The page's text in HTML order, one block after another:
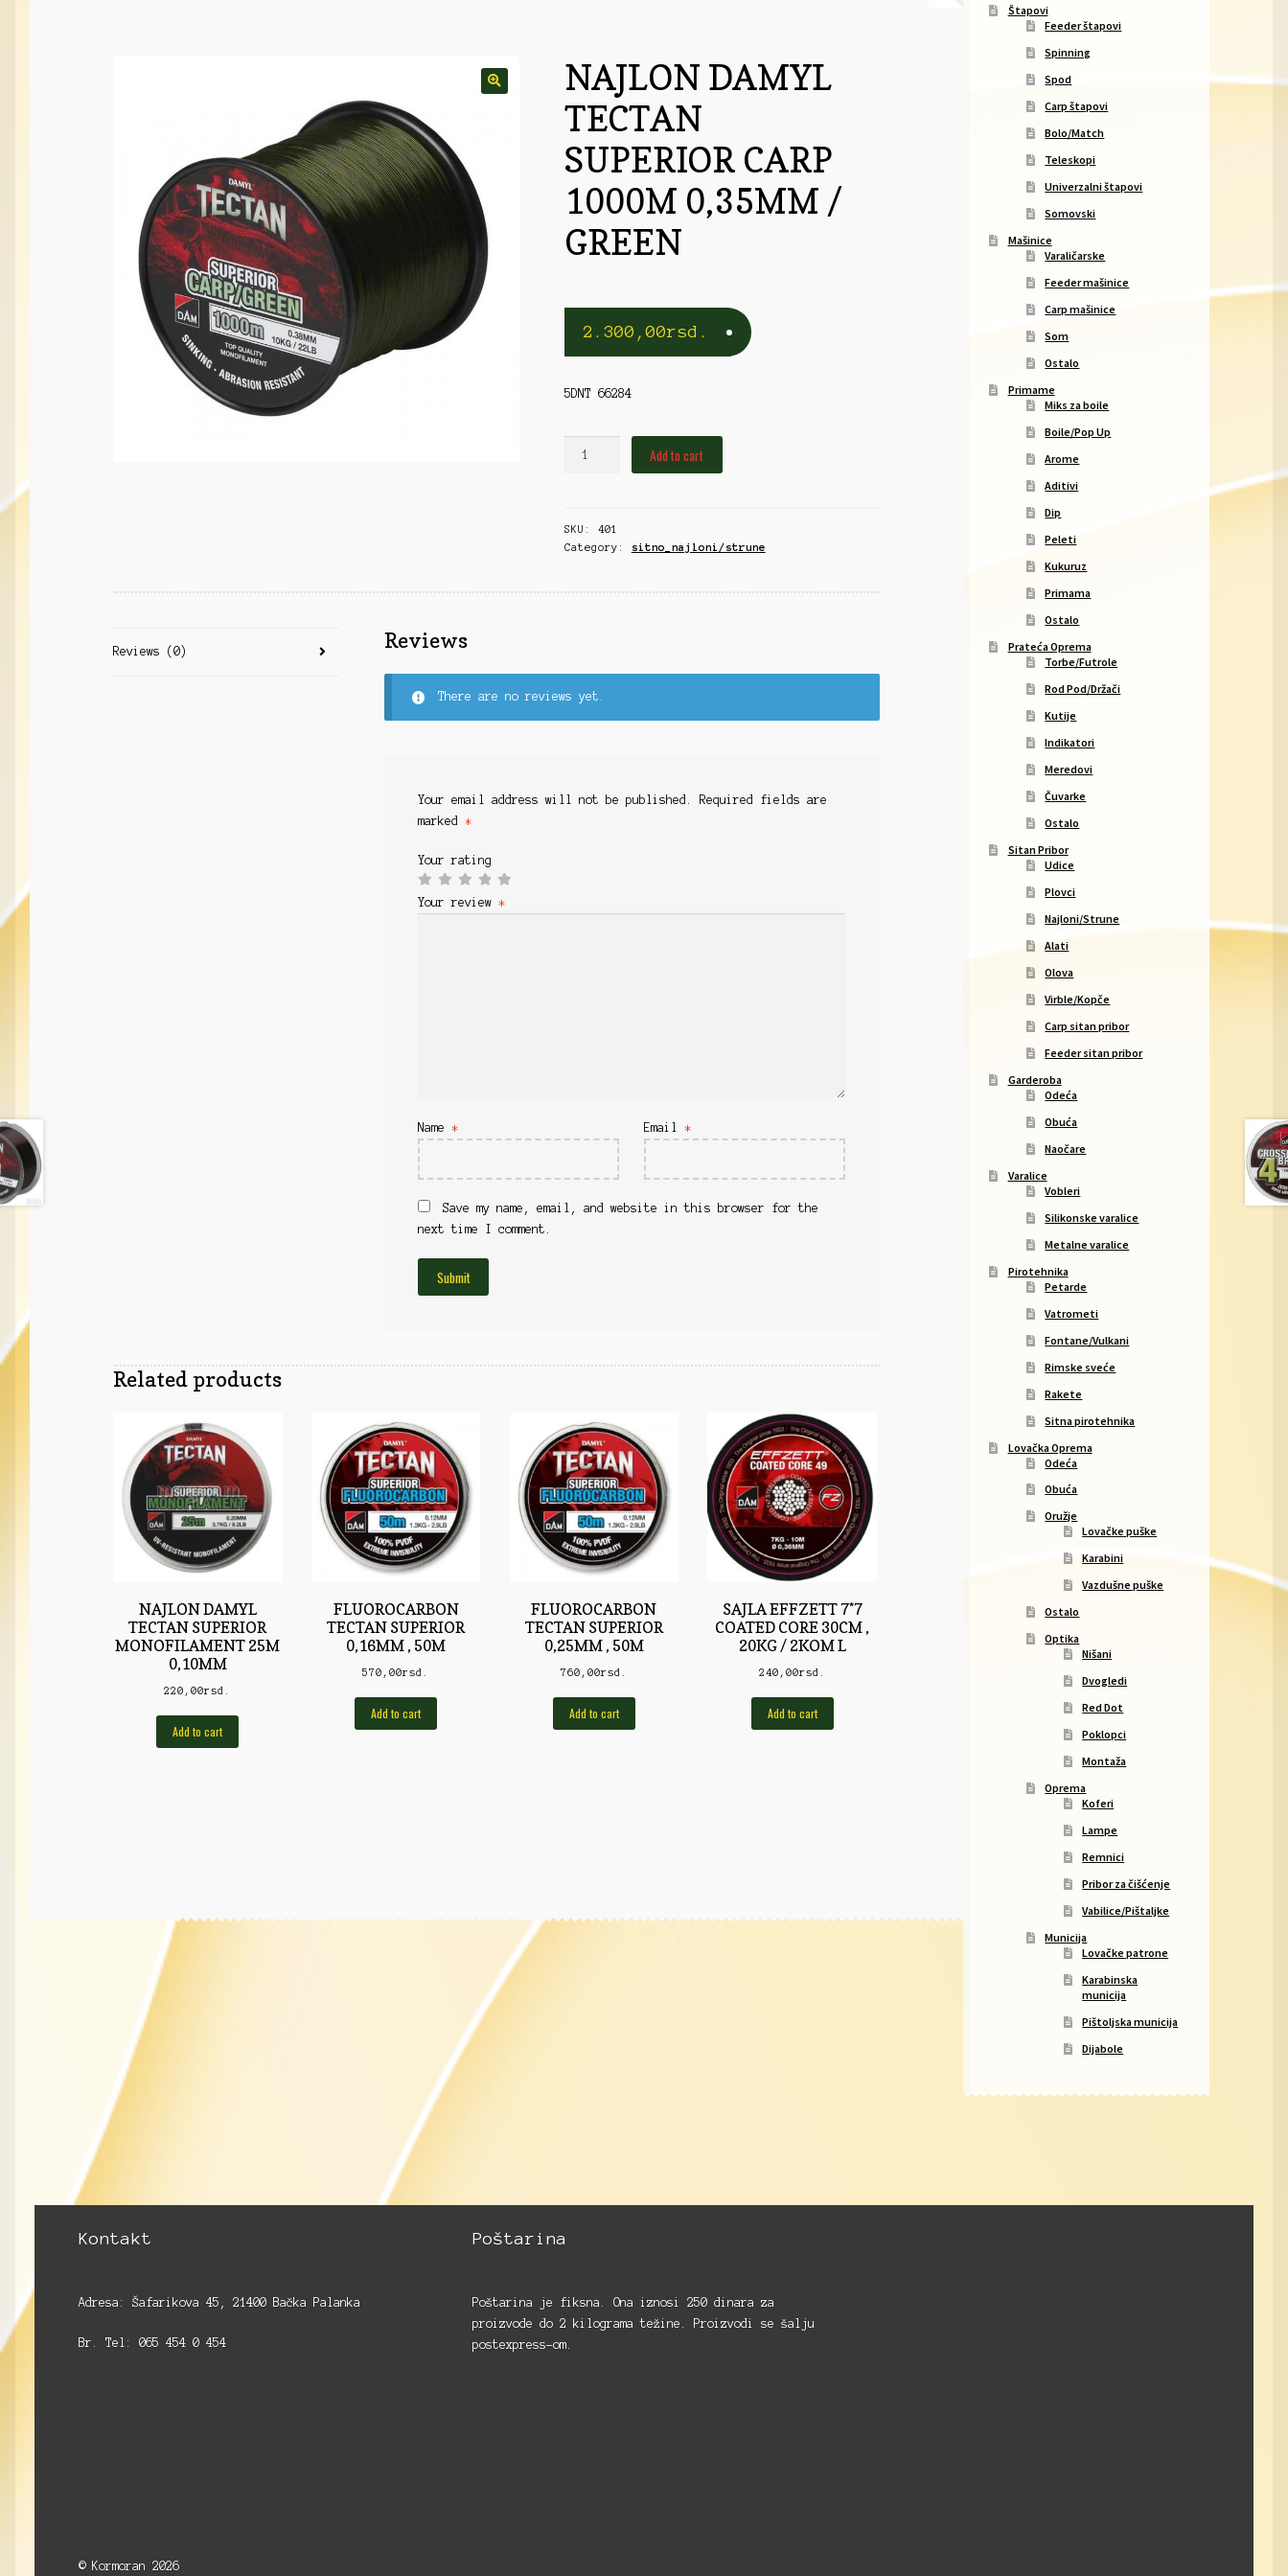
NAJLON DAMYL
TECTAN
SUPERIOR CARP
1000M 0,35MM /
GREEN
2.300,00rsd.
5DNT 66284
CARP
1000M
/
Add to cart
SKU: 401
Category:
sitno_najloni/strune
Reviews (0) Reviews
There are no reviews yet.
Your email address will not be published.
Required fields are
marked*
Your rating
Your review*
Name* Email*
Save my name, email, and website in this browser for the
next time I comment.
Related products
NAJLON DAMYL
TECTAN SUPERIOR
MONOFILAMENT 25M
0,10MM
220,00rsd.
Add to cart
FLUOROCARBON
TECTAN SUPERIOR
0,16MM , 50M
570,00rsd.
Add to cart
FLUOROCARBON
TECTAN SUPERIOR
0,25MM , 50M
760,00rsd.
Add to cart
SAJLA EFFZETT 7*7
COATED CORE 30CM ,
20KG / 2KOM L
240,00rsd.
Add to cart
Štapovi
Feeder štapovi
Spinning
Spod
Carp štapovi
Bolo/Match
Teleskopi
Univerzalni štapovi
Somovski
Mašinice
Varaličarske
Feeder mašinice
Carp mašinice
Som
Ostalo
Primame
Miks za boile
Boile/Pop Up
Arome
Aditivi
Dip
Peleti
Kukuruz
Primama
Ostalo
Prateća Oprema
Torbe/Futrole
Rod Pod/Držači
Kutije
Indikatori
Meredovi
Čuvarke
Ostalo
Sitan Pribor
Udice
Plovci
Najloni/Strune
Alati
Olova
Virble/Kopče
Carp sitan pribor
Feeder sitan pribor
Garderoba
Odeća
Obuća
Naočare
Varalice
Vobleri
Silikonske varalice
Metalne varalice
Pirotehnika
Petarde
Vatrometi
Fontane/Vulkani
Rimske sveće
Rakete
Sitna pirotehnika
Lovačka Oprema
Odeća
Obuća
Oružje
Lovačke puške
Karabini
Vazdušne puške
Ostalo
Optika
Nišani
Dvogledi
Red Dot
Poklopci
Montaža
Oprema
Koferi
Lampe
Remnici
Pribor za čišćenje
Vabilice/Pištaljke
Municija
Lovačke patrone
Karabinska
municija
Pištoljska municija
Dijabole
Kontakt
Adresa: Šafarikova 45, 21400 Bačka Palanka
Br. Tel: 065 454 0 454
Poštarina
Poštarina je fiksna. Ona iznosi 250 dinara za
proizvode do 2 kilograma težine. Proizvodi se šalju
postexpress-om.
© Kormoran 2026